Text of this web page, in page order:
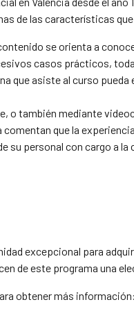
de las características
se orienta a
casos prácticos,
asiste al curso
o también mediante
que la
personal con cargo a la
excepcional para
de este programa una
obtener más